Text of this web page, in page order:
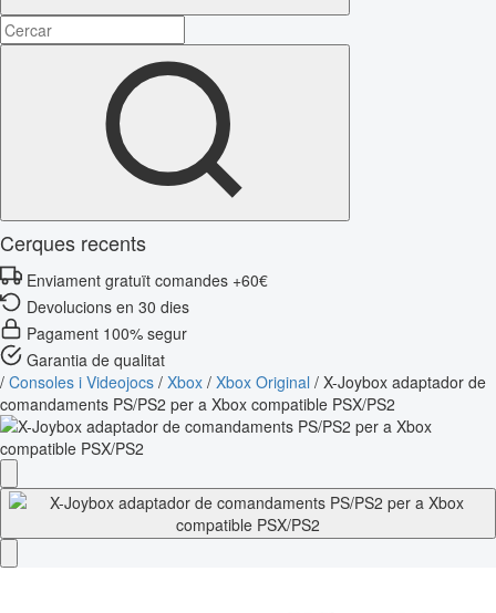
Cerques recents
Enviament gratuït comandes +60€
Devolucions en 30 dies
Pagament 100% segur
Garantia de qualitat
/ Consoles i Videojocs / Xbox / Xbox Original / X-Joybox adaptador de
comandaments PS/PS2 per a Xbox compatible PSX/PS2